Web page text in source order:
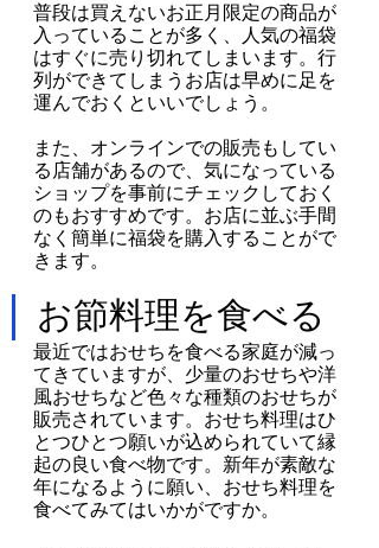
普段は買えないお正月限定の商品が
入っていることが多く、人気の福袋
はすぐに売り切れてしまいます。行
列ができてしまうお店は早めに足を
運んでおくといいでしょう。
また、オンラインでの販売もしてい
る店舗があるので、気になっている
ショップを事前にチェックしておく
のもおすすめです。お店に並ぶ手間
なく簡単に福袋を購入することがで
きます。
お節料理を食べる
最近ではおせちを食べる家庭が減っ
てきていますが、少量のおせちや洋
風おせちなど色々な種類のおせちが
販売されています。おせち料理はひ
とつひとつ願いが込められていて縁
起の良い食べ物です。新年が素敵な
年になるように願い、おせち料理を
食べてみてはいかがですか。